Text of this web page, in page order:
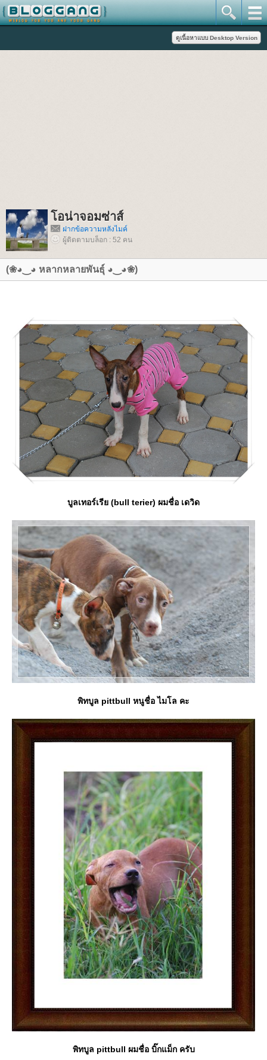
อน่าจอมซ่าส์
ฝากข้อความหลังไมค์
ผู้ติดตามบล็อก : 52 คน
(❀◕‿◕ หลากหลายพันธุ์ ◕‿◕❀)
บูลเทอร์เรีย (bull terier) ผมชื่อ เดวิด
พิทบูล pittbull หนูชื่อ ไมโล คะ
พิทบูล pittbull ผมชื่อ บิ๊กแม็ก ครับ